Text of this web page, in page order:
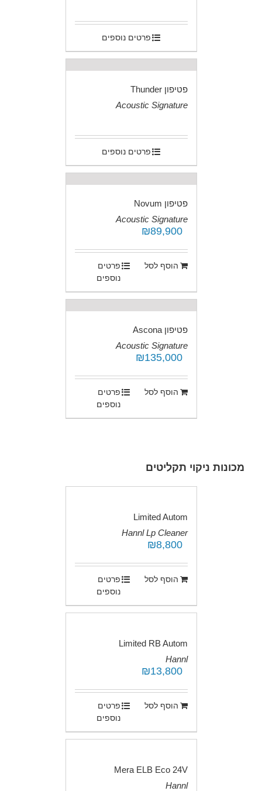
פרטים נוספים
פטיפון Thunder
Acoustic Signature
פרטים נוספים
פטיפון Novum
Acoustic Signature
₪89,900
הוסף לסל
פרטים
נוספים
פטיפון Ascona
Acoustic Signature
₪135,000
הוסף לסל
פרטים
נוספים
מכונות ניקוי תקליטים
Limited Autom
Hannl Lp Cleaner
₪8,800
הוסף לסל
פרטים
נוספים
Limited RB Autom
Hannl
₪13,800
הוסף לסל
פרטים
נוספים
Mera ELB Eco 24V
Hannl